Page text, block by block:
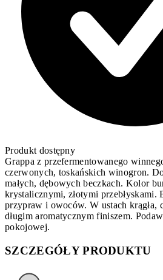
Produkt dostępny
Grappa z przefermentowanego
czerwonych, toskańskich winogron.
małych, dębowych beczkach. Kolor
krystalicznymi, złotymi przebłyskami.
przypraw i owoców. W ustach krągła,
długim aromatycznym finiszem.
pokojowej.
SZCZEGÓŁY PRODUKTU